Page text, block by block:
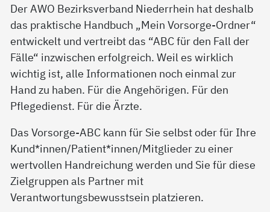
Der AWO Bezirksverband Niederrhein hat deshalb
das praktische Handbuch „Mein Vorsorge-Ordner“
entwickelt und vertreibt das “ABC für den Fall der
Fälle“ inzwischen erfolgreich. Weil es wirklich
wichtig ist, alle Informationen noch einmal zur
Hand zu haben. Für die Angehörigen. Für den
Pflegedienst. Für die Ärzte.
Das Vorsorge-ABC kann für Sie selbst oder für Ihre
Kund*innen/Patient*innen/Mitglieder zu einer
wertvollen Handreichung werden und Sie für diese
Zielgruppen als Partner mit
Verantwortungsbewusstsein platzieren.